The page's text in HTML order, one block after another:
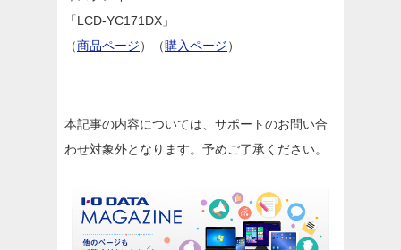
「LCD-YC171DX」
（商品ページ）（購入ページ）
本記事の内容については、サポートのお問い合
わせ対象外となります。予めご了承ください。